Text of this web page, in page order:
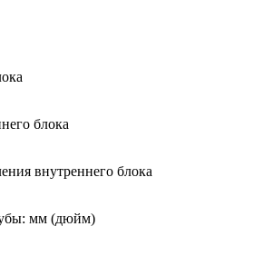
блока
внутреннего блока
мм (дюйм)